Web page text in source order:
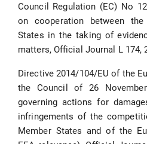
Council Regulation (EC) No
on cooperation between
States in the taking of
matters, Official Journal L 174,
Directive 2014/104/EU of the
the Council of 26
governing actions for
infringements of the
Member States and of the